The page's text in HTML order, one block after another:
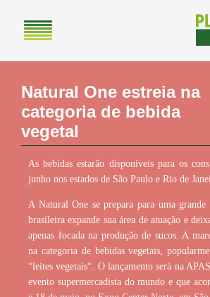
Natural One estreia na
categoria de bebida
vegetal
As bebidas estarão disponíveis para os
junho nos estados de São Paulo e Rio de
A Natural One se prepara para uma grande
brasileira expande sua área de atuação e
apenas focada na produção de sucos. A
na categoria de bebidas vegetais,
“leites vegetais“. O lançamento será na
evento supermercadista do mundo e que